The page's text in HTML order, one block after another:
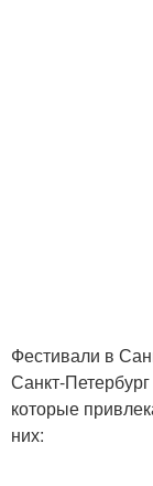
Фестивали в
Санкт-
которые
них: